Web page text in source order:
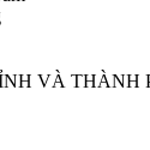
VÀ THÀNH